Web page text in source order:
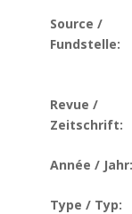
Source /
Fundstelle:
Revue /
Zeitschrift:
Année / Jahr:
Type / Typ: